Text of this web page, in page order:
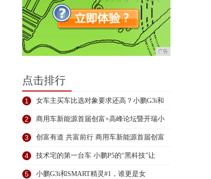
广告
点击排行
1 女车主买车比选对象要求还高？小鹏G3i和
2 商用车新能源首届创富+高峰论坛暨开瑞小
象
3 创富有道 共富前行 商用车新能源首届创富
4 技术宅的第一台车 小鹏P5的“黑科技”让
5 小鹏G3i和SMART精灵#1，谁更是女